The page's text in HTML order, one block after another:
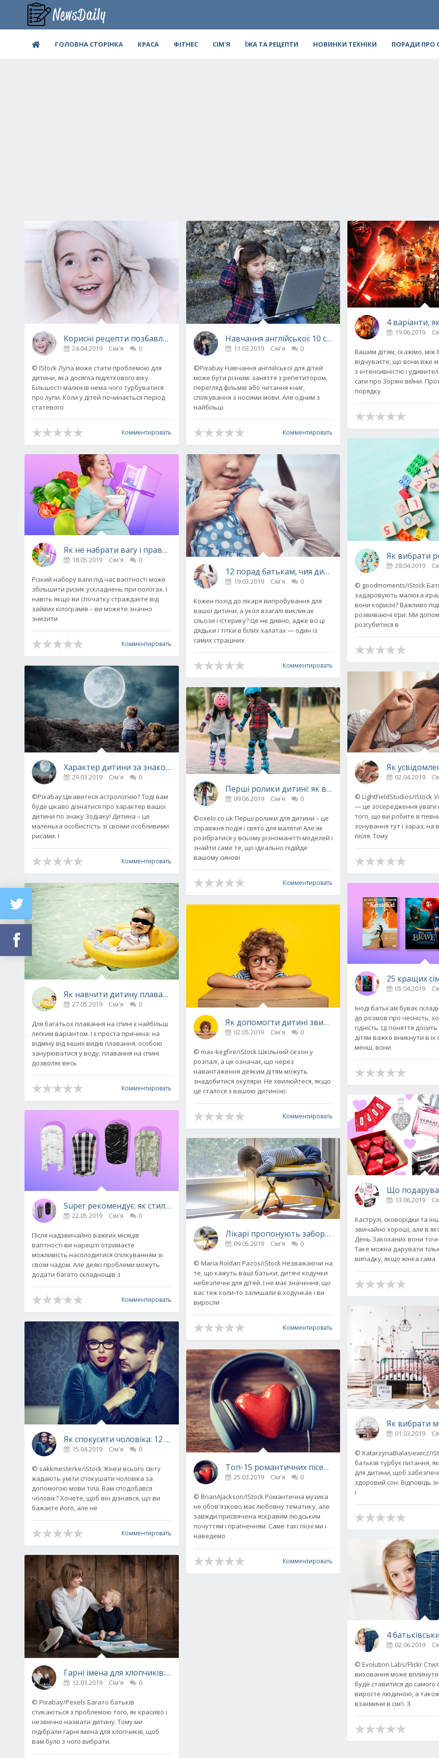
ГОЛОВНА СТОРІНКА КРАСА ФІТНЕС СІМ'Я ЇЖА ТА РЕЦЕПТИ НОВИНКИ ТЕХНІКИ ПОРАДИ ПРО
Корисні рецепти позбавлення від лупи у дітей
24.04.2019 Сім'я 0
© IStock Лупа може стати проблемою для
дитини, яка досягла підліткового віку.
Більшості малюків нема чого турбуватися
про лупи. Коли у дітей починається період
статевого
Комментировать
Як не набрати вагу і правильно харчуватися під час вагітності
18.05.2019 Сім'я 0
Різкий набору ваги під час вагітності може
збільшити ризик ускладнень при пологах. І
навіть якщо ви спочатку страждаєте від
зайвих кілограмів – ви можете значно
знизити
Комментировать
Характер дитини за знаком Зодіаку: що потрібно знати про вашому малюку
29.03.2019 Сім'я 0
©Pixabay Цікавитеся астрологією? Тоді вам
буде цікаво дізнатися про характер вашої
дитини по знаку Зодіаку! Дитина – це
маленька особистість зі своїми особливими
рисами. І
Комментировать
Як навчити дитину плавати на спині
27.05.2019 Сім'я 0
Для багатьох плавання на спині є найбільш
легким варіантом. І є проста причина: на
відміну від інших видів плавання, особою
занурюватися у воду, плавання на спині
дозволяє весь
Комментировать
Super рекомендує: як стильно та корисно носити дитину
22.05.2019 Сім'я 0
Після надзвичайно важких місяців
вагітності ви нарешті отримаєте
можливість насолодитися спілкуванням зі
своїм чадом. Але деякі проблеми можуть
додати багато складнощів з
Комментировать
Як спокусити чоловіка: 12 способів захопити за допомогою мови тіла
15.04.2019 Сім'я 0
© sakkmesterke/iStock Жінки всього світу
жадають уміти спокушати чоловіка за
допомогою мови тіла. Вам сподобався
чоловік? Хочете, щоб він дізнався, що ви
бажаєте його, але не
Комментировать
Гарні імена для хлопчиків: як назвати дитину в 2018-2019 році
12.03.2019 Сім'я 0
© Pixabay/Pexels Багато батьків
стикаються з проблемою того, як красиво і
незвично назвати дитину. Тому ми
підібрали гарні імена для хлопчиків, щоб
вам було з чого вибрати.
Навчання англійської: 10 сайтів для дітей, де можна
11.03.2019 Сім'я 0
©Pixabay Навчання англійської для дітей
може бути різним: заняття з репетитором,
перегляд фільмів або читання книг,
спілкування з носіями мови. Але одним з
найбільш
Комментировать
12 порад батькам, чия дитина боїться уколів
19.03.2019 Сім'я 0
Кожен похід до лікаря випробування для
вашої дитини, а укол взагалі викликає
сльози і істерику? Це не дивно, адже всі ці
дядьки і тітки в білих халатах — один із
самих страшних
Комментировать
Перші ролики дитині: як вибрати взуття для спорту
09.06.2019 Сім'я 0
©oxelo.co.uk Перші ролики для дитини – це
справжня подія і свято для маляти! Але як
розібратися у всьому різноманітті моделей і
знайти саме те, що ідеально підійде
вашому синові
Комментировать
Як допомогти дитині звикнути до нових окулярів: 6
02.05.2019 Сім'я 0
© max-kegfire/iStock Шкільний сезон у
розпалі, а це означає, що через
навантаження деяким дітям можуть
знадобитися окуляри. Не хвилюйтеся, якщо
це сталося з вашою дитиною.
Комментировать
Лікарі пропонують заборонити дитячі ходунки: в
09.05.2019 Сім'я 0
© Maria Roldan Pazos/iStock Незважаючи на
те, що кажуть ваші батьки, дитячі ходунки
небезпечні для дітей. І не має значення, що
вас теж коли-то залишали в ходунках і ви
виросли
Комментировать
Топ-15 романтичних пісень для найважливіших
25.03.2019 Сім'я 0
© BrianAJackson/IStock Романтична музика
не обов'язково має любовну тематику, але
завжди присвячена яскравим людським
почуттям і прагненням. Саме такі пісні ми і
наведемо
Комментировать
4 варіанти,
19.06.2019
Вашим дітям, скажімо, між 8
відчуваєте, що вони вже
з інтенсивністю і
саги про Зоряні війни.
порядку
Як вибрати
28.04.2019
© goodmoments/iStock
задаровують малюка
вони корисні? Важливо
розвиваючі ігри. Ми
розгубитися в
Як
02.04.2019
© LightFieldStudios/IStock
— це зосередження уваги
того, що ви робите в
зонування тут і зараз, на
після. Тому
25 кращих
05.04.2019
Іноді батькам буває
до розмов про чесність,
гідність. Ці поняття
дітям важко вникнути в їх
менш, вони
Що
13.06.2019
Каструлі, сковорідки та
звичайно хороші, але в
День Закоханих вони
Таке можна дарувати
випадку, якщо жінка сама
Як вибрати
01.03.2019
© KatarzynaBialasiewicz/
батьків турбує питання,
для дитини, щоб
здоровий сон. Відповідь
і
4
02.06.2019
© Evolution Labs/Flickr
виховання може
буде ставитися до самого
виросте людиною, а також
взаємини в сім'ї. З